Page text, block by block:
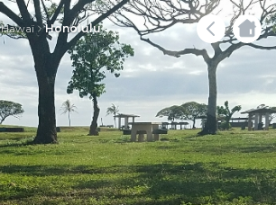
Hawaï Honolulu